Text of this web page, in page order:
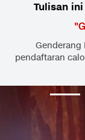
Tulisan
"
Genderang
pendaftaran